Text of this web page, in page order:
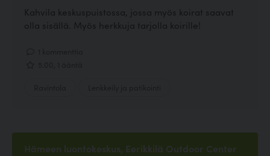
Kahvila keskuspuistossa, jossa myös koirat saavat
olla sisällä. Myös herkkuja tarjolla koirille!
Hämeen luontokeskus, Eerikkilä Outdoor Center